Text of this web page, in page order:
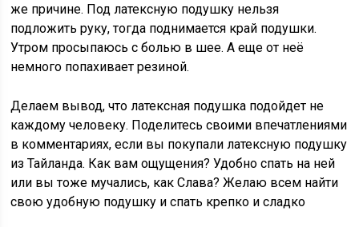
же причине. Под латексную подушку нельзя
подложить руку, тогда поднимается край подушки.
Утром просыпаюсь с болью в шее. А еще от неё
немного попахивает резиной.
Делаем вывод, что латексная подушка подойдет не
каждому человеку. Поделитесь своими впечатлениями
в комментариях, если вы покупали латексную подушку
из Тайланда. Как вам ощущения? Удобно спать на ней
или вы тоже мучались, как Слава? Желаю всем найти
свою удобную подушку и спать крепко и сладко